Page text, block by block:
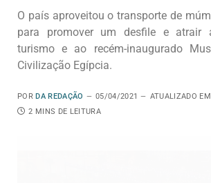
O país aproveitou o transporte de
para promover um desfile e atrair
turismo e ao recém-inaugurado
Civilização Egípcia.
POR DA REDAÇÃO 05/04/2021 ATUALIZADO
2 MINS DE LEITURA